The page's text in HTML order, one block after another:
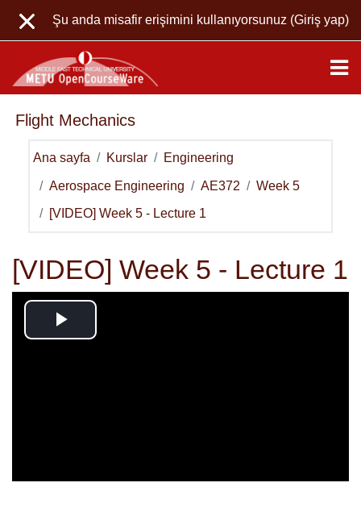
Şu anda misafir erişimini kullanıyorsunuz (Giriş yap)
Flight Mechanics
Ana sayfa Kurslar Engineering
Aerospace Engineering AE372 Week 5
[VIDEO] Week 5 - Lecture 1
[VIDEO] Week 5 - Lecture 1
Videoyu